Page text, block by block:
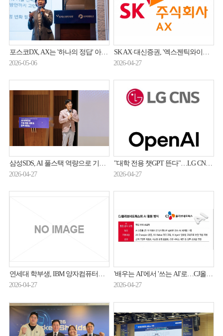
포스코DX, AX는 '하나의 정답' 아니다… 과제별 맞춤형 AI 적용 체계 제안
2026-05-06
SK AX·대신증권, '엑스젠틱와이어 NPO'로 금융인프라 운영 혁신
2026-04-27
삼성SDS, AI 풀스택 역량으로 기업 AI 네이티브 전환 지원
2026-04-27
"대학 전용 챗GPT 뜬다"…LG CNS, 오픈AI와 교육 시장 정조준
2026-04-27
연세대 학부생, IBM 양자컴퓨터로 국제논문
2026-04-27
'배우는 AI'에서 '쓰는 AI'로…CJ올리브네트웍스, 전사 AX 확산
2026-04-27